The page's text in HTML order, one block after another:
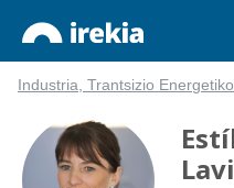
Industria, Trantsizio